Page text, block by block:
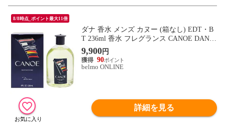
8/8時点_ポイント最大11倍
ダナ 香水 メンズ カヌー (箱なし) EDT・B
T 236ml 香水 フレグランス CANOE DANA
新品 未使用
9,900円
90
belmo ONLINE
詳細を見る